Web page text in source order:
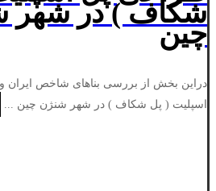
شکاف ) در شهر
چین
دراین بخش از بررسی بناهای شاخص ایران و
اسپلیت ( پل شکاف ) در شهر شنژن چین ...